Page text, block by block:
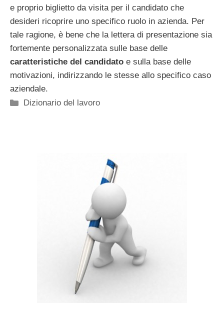
e proprio biglietto da visita per il candidato che
desideri ricoprire uno specifico ruolo in azienda. Per
tale ragione, è bene che la lettera di presentazione sia
fortemente personalizzata sulle base delle
caratteristiche del candidato e sulla base delle
motivazioni, indirizzando le stesse allo specifico caso
aziendale.
Categorie
Dizionario del lavoro